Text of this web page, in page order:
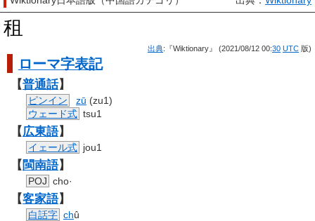
租
出典:『Wiktionary』 (2021/08/12 00:30 UTC 版)
ローマ字表記
【普通話】
ピンイン zū (zu1)
ウェード式 tsu1
【広東語】
イェール式 jou1
【 閩南語】
POJ cho·
【客家語】
白話字 chû